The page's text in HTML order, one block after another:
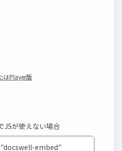
はPlayer版
JSが使えない場合